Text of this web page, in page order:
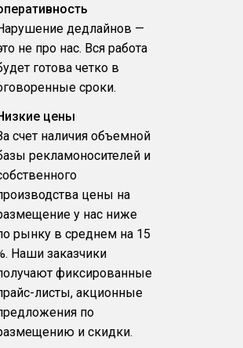
дедлайнов —
не про нас. Вся работа
готова четко в
сроки.
цены
счет наличия объемной
рекламоносителей и
цены на
у нас ниже
рынку в среднем на 15
Наши заказчики
фиксированные
листы, акционные
по
и скидки.